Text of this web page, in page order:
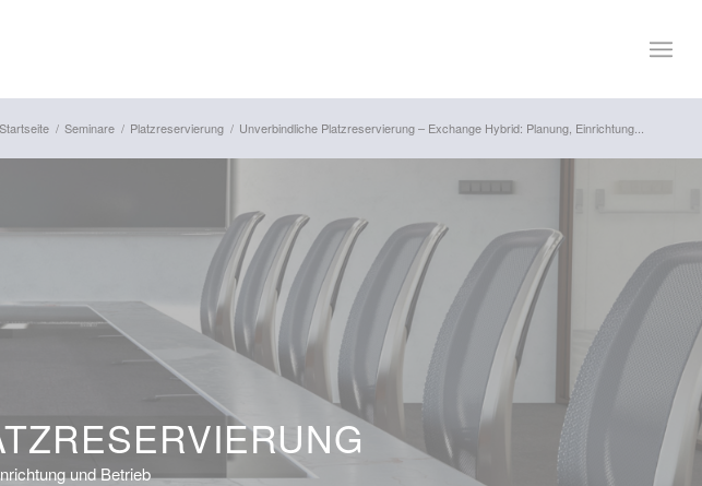
Startseite / Seminare / Platzreservierung / Unverbindliche Platzreservierung – Exchange Hybrid: Planung, Einrichtung...
und Betrieb